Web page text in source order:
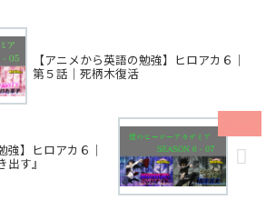
【アニメから英語の勉強】ヒロアカ６｜
第５話｜死柄木復活
強】ヒロアカ６｜
す』